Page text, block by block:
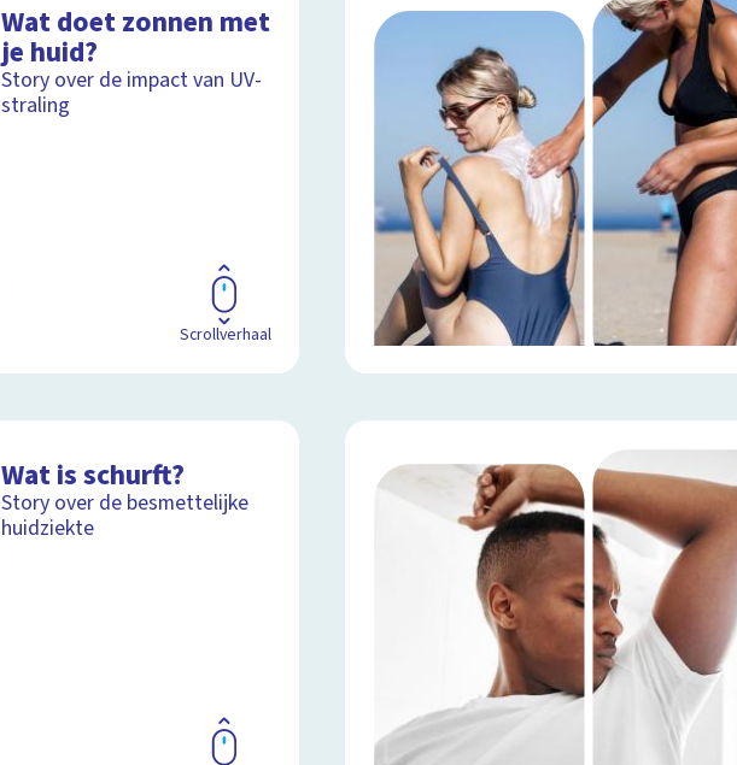
Wat doet zonnen met
je huid?
Story over de impact van UV-
straling
Scrollverhaal
Wat is schurft?
Story over de besmettelijke
huidziekte